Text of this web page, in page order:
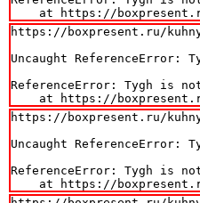
at https://
https://boxpresent.ru/
Uncaught ReferenceError:
ReferenceError: Tygh is
at https://
https://boxpresent.ru/
Uncaught ReferenceError:
ReferenceError: Tygh is
at https://